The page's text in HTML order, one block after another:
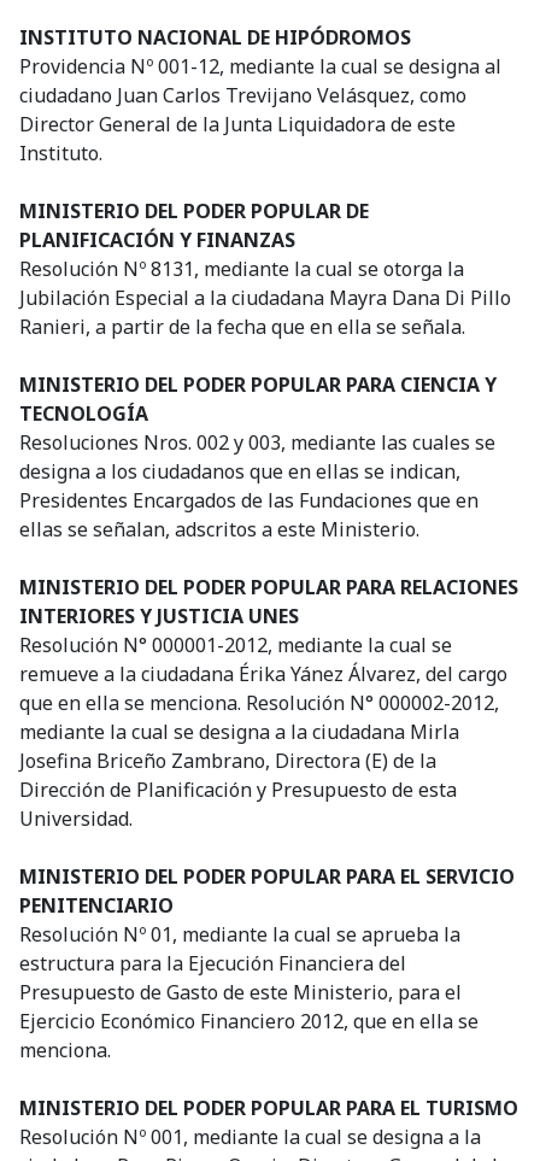
INSTITUTO NACIONAL DE HIPÓDROMOS
Providencia Nº 001-12, mediante la cual se designa al
ciudadano Juan Carlos Trevijano Velásquez, como
Director General de la Junta Liquidadora de este
Instituto.
MINISTERIO DEL PODER POPULAR DE
PLANIFICACIÓN Y FINANZAS
Resolución Nº 8131, mediante la cual se otorga la
Jubilación Especial a la ciudadana Mayra Dana Di Pillo
Ranieri, a partir de la fecha que en ella se señala.
MINISTERIO DEL PODER POPULAR PARA CIENCIA Y
TECNOLOGÍA
Resoluciones Nros. 002 y 003, mediante las cuales se
designa a los ciudadanos que en ellas se indican,
Presidentes Encargados de las Fundaciones que en
ellas se señalan, adscritos a este Ministerio.
MINISTERIO DEL PODER POPULAR PARA RELACIONES
INTERIORES Y JUSTICIA UNES
Resolución N° 000001-2012, mediante la cual se
remueve a la ciudadana Érika Yánez Álvarez, del cargo
que en ella se menciona. Resolución N° 000002-2012,
mediante la cual se designa a la ciudadana Mirla
Josefina Briceño Zambrano, Directora (E) de la
Dirección de Planificación y Presupuesto de esta
Universidad.
MINISTERIO DEL PODER POPULAR PARA EL SERVICIO
PENITENCIARIO
Resolución Nº 01, mediante la cual se aprueba la
estructura para la Ejecución Financiera del
Presupuesto de Gasto de este Ministerio, para el
Ejercicio Económico Financiero 2012, que en ella se
menciona.
MINISTERIO DEL PODER POPULAR PARA EL TURISMO
Resolución Nº 001, mediante la cual se designa a la